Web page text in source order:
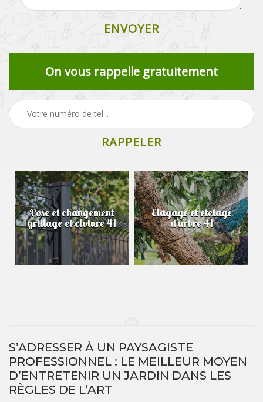
On vous rappelle gratuitement
Pose et changement
grillage et cloture 41
Elagage et etetage
d'arbre 41
S’ADRESSER À UN PAYSAGISTE
PROFESSIONNEL : LE MEILLEUR MOYEN
D’ENTRETENIR UN JARDIN DANS LES
RÈGLES DE L’ART